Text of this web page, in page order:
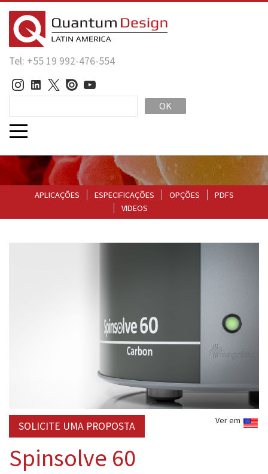
Tel: +55 19 992-476-554
OK
APLICAÇÕES ESPECIFICAÇÕES OPÇÕES
PDFS
VIDEOS
Ver em
SOLICITE UMA PROPOSTA
Spinsolve 60